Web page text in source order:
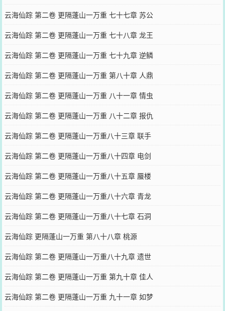
云海仙踪 第二卷 更隔蓬山一万重 七十七章 苏公
云海仙踪 第二卷 更隔蓬山一万重 七十八章 龙王
云海仙踪 第二卷 更隔蓬山一万重 七十九章 逆鳞
云海仙踪 第二卷 更隔蓬山一万重 第八十章 人鼎
云海仙踪 第二卷 更隔蓬山一万重 八十一章 情虫
云海仙踪 第二卷 更隔蓬山一万重 八十二章 报仇
云海仙踪 第二卷 更隔蓬山一万重八十三章 联手
云海仙踪 第二卷 更隔蓬山一万重八十四章 电剑
云海仙踪 第二卷 更隔蓬山一万重八十五章 蜃楼
云海仙踪 第二卷 更隔蓬山一万重八十六章 青龙
云海仙踪 第二卷 更隔蓬山一万重八十七章 石洞
云海仙踪 更隔蓬山一万重 第八十八章 桃源
云海仙踪 第二卷 更隔蓬山一万重八十九章 遗世
云海仙踪 第二卷 更隔蓬山一万重 第九十章 佳人
云海仙踪 第二卷 更隔蓬山一万重 九十一章 如梦